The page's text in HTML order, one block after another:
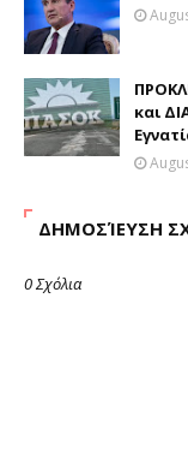
και
ΔΗΜΟΣΊΕΥΣΗ
0 Σχόλια